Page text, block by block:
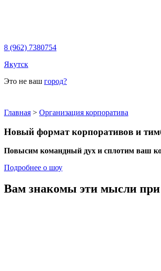
8 (962) 7380754
Якутск
Это не ваш город?
Главная > Организация корпоратива
Новый форматкорпоративов и
Повысим командный дух и сплотим ваш
Подробнее о шоу
Вам знакомы эти мысли